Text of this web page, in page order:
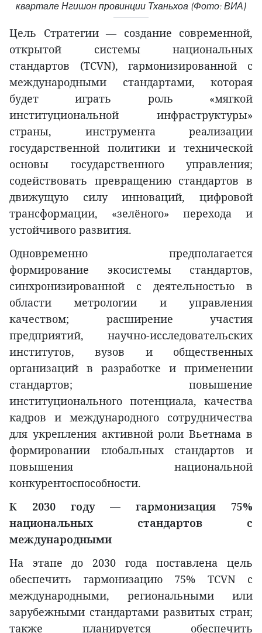
квартале Нгишон провинции Тханьхоа (Фото: ВИА)
Цель Стратегии — создание современной,
открытой системы национальных
стандартов (TCVN), гармонизированной с
международными стандартами, которая
будет играть роль «мягкой
институциональной инфраструктуры»
страны, инструмента реализации
государственной политики и технической
основы государственного управления;
содействовать превращению стандартов в
движущую силу инноваций, цифровой
трансформации, «зелёного» перехода и
устойчивого развития.
Одновременно предполагается
формирование экосистемы стандартов,
синхронизированной с деятельностью в
области метрологии и управления
качеством; расширение участия
предприятий, научно-исследовательских
институтов, вузов и общественных
организаций в разработке и применении
стандартов; повышение
институционального потенциала, качества
кадров и международного сотрудничества
для укрепления активной роли Вьетнама в
формировании глобальных стандартов и
повышения национальной
конкурентоспособности.
К 2030 году — гармонизация 75%
национальных стандартов с
международными
На этапе до 2030 года поставлена цель
обеспечить гармонизацию 75% TCVN с
международными, региональными или
зарубежными стандартами развитых стран;
также планируется обеспечить